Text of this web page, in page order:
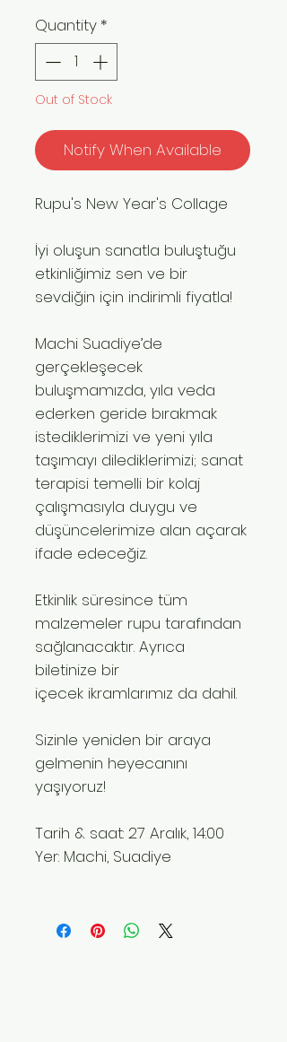
Quantity *
Out of Stock
Notify When Available
Rupu's New Year's Collage
İyi oluşun sanatla buluştuğu
etkinliğimiz sen ve bir
sevdiğin için indirimli fiyatla!
Machi Suadiye’de
gerçekleşecek
buluşmamızda, yıla veda
ederken geride bırakmak
istediklerimizi ve yeni yıla
taşımayı dilediklerimizi; sanat
terapisi temelli bir kolaj
çalışmasıyla duygu ve
düşüncelerimize alan açarak
ifade edeceğiz.
Etkinlik süresince tüm
malzemeler rupu tarafından
sağlanacaktır. Ayrıca
biletinize bir
içecek ikramlarımız da dahil.
Sizinle yeniden bir araya
gelmenin heyecanını
yaşıyoruz!
Tarih & saat: 27 Aralık, 14:00
Yer: Machi, Suadiye